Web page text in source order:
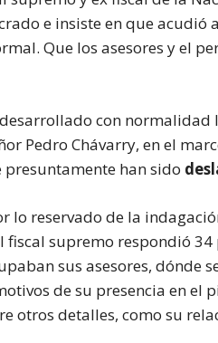
e insiste en que
Que los asesores y el
con
Pedro Chávarry, en el
presuntamente han sido
lo reservado de la
fiscal supremo respondió
sus asesores, dónde
de su presencia en el
otros detalles, como su